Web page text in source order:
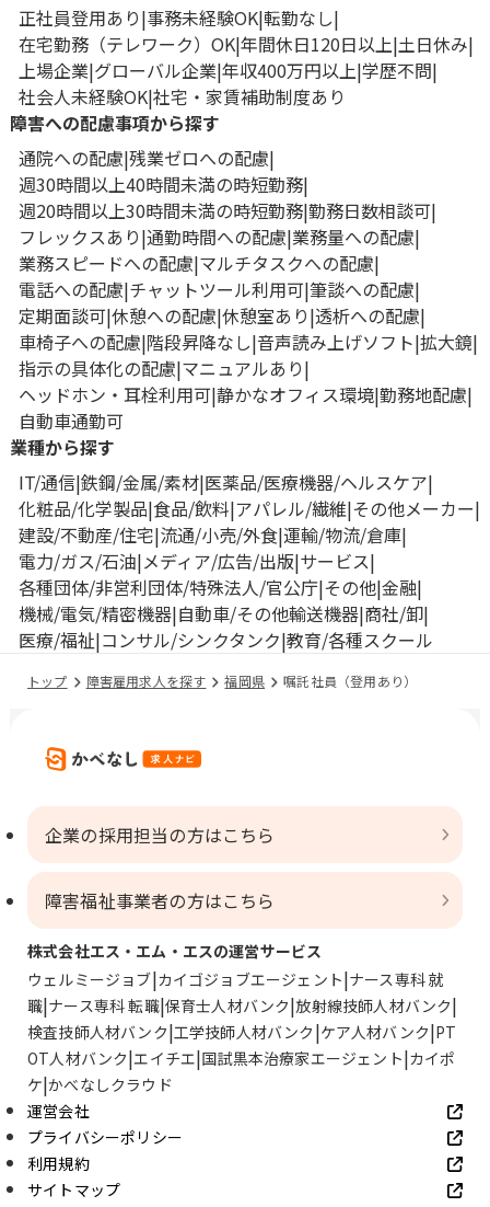
正社員登用あり 事務未経験OK 転勤なし
在宅勤務（テレワーク）OK 年間休日120日以上 土日休み
上場企業 グローバル企業 年収400万円以上 学歴不問
社会人未経験OK 社宅・家賃補助制度あり
障害への配慮事項から探す
通院への配慮 残業ゼロへの配慮
週30時間以上40時間未満の時短勤務
週20時間以上30時間未満の時短勤務 勤務日数相談可
フレックスあり 通勤時間への配慮 業務量への配慮
業務スピードへの配慮 マルチタスクへの配慮
電話への配慮 チャットツール利用可 筆談への配慮
定期面談可 休憩への配慮 休憩室あり 透析への配慮
車椅子への配慮 階段昇降なし 音声読み上げソフト 拡大鏡
指示の具体化の配慮 マニュアルあり
ヘッドホン・耳栓利用可 静かなオフィス環境 勤務地配慮
自動車通勤可
業種から探す
IT/通信 鉄鋼/金属/素材 医薬品/医療機器/ヘルスケア
化粧品/化学製品 食品/飲料 アパレル/繊維 その他メーカー
建設/不動産/住宅 流通/小売/外食 運輸/物流/倉庫
電力/ガス/石油 メディア/広告/出版 サービス
各種団体/非営利団体/特殊法人/官公庁 その他 金融
機械/電気/精密機器 自動車/その他輸送機器 商社/卸
医療/福祉 コンサル/シンクタンク 教育/各種スクール
トップ 障害雇用求人を探す 福岡県 嘱託社員（登用あり）
企業の採用担当の方はこちら
障害福祉事業者の方はこちら
株式会社エス・エム・エスの運営サービス
ウェルミージョブ カイゴジョブエージェント ナース専科 就
職 ナース専科 転職 保育士人材バンク 放射線技師人材バンク
検査技師人材バンク 工学技師人材バンク ケア人材バンク PT
OT人材バンク エイチエ 国試黒本治療家エージェント カイポ
ケ かべなしクラウド
運営会社
プライバシーポリシー
利用規約
サイトマップ